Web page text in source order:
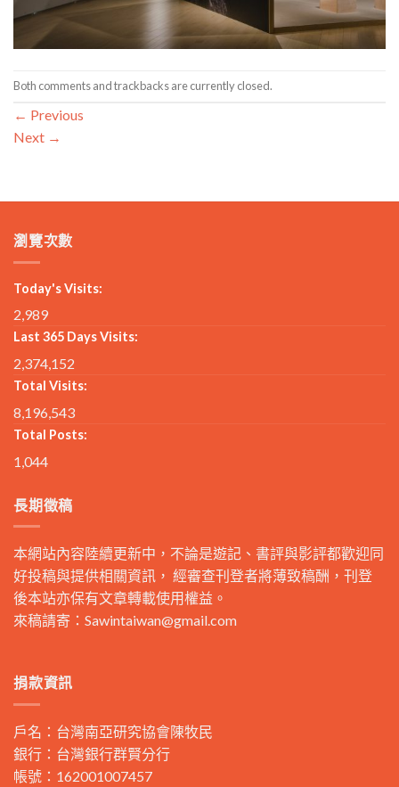
Both comments and trackbacks are currently closed.
← Previous
Next →
瀏覽次數
Today's Visits:
2,989
Last 365 Days Visits:
2,374,152
Total Visits:
8,196,543
Total Posts:
1,044
長期徵稿
本網站內容陸續更新中，不論是遊記、書評與影評都歡迎同
好投稿與提供相關資訊， 經審查刊登者將薄致稿酬，刊登
後本站亦保有文章轉載使用權益。
來稿請寄： Sawintaiwan@gmail.com
捐款資訊
戶名：台灣南亞研究協會陳牧民
銀行：台灣銀行群賢分行
帳號：162001007457